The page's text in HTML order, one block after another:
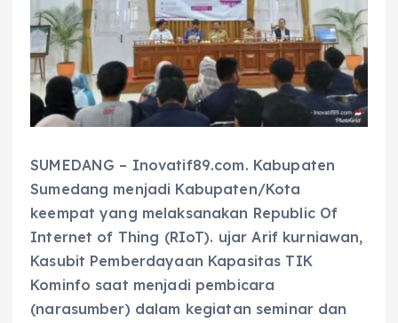
SUMEDANG – Inovatif89.com. Kabupaten
Sumedang menjadi Kabupaten/Kota
keempat yang melaksanakan Republic Of
Internet of Thing (RIoT). ujar Arif kurniawan,
Kasubit Pemberdayaan Kapasitas TIK
Kominfo saat menjadi pembicara
(narasumber) dalam kegiatan seminar dan